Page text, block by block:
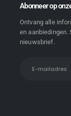
Abonneer op
Ontvang alle
en aanbiedingen.
nieuwsbrief.